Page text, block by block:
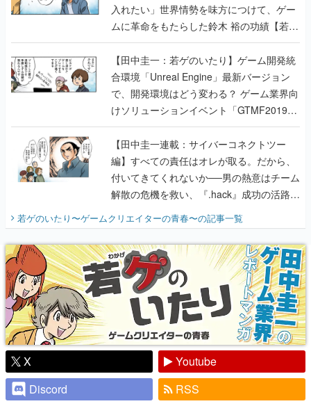
入れたい」世界情勢を味方につけて、ゲー
ムに革命をもたらした鈴木 裕の功績【若ゲ
のいたり】
【田中圭一：若ゲのいたり】ゲーム開発統
合環境「Unreal Engine」最新バージョン
で、開発環境はどう変わる？ ゲーム業界向
けソリューションイベント「GTMF2019」
に行って、より理解を深めよう【PR】
【田中圭一連載：サイバーコネクトツー
編】すべての責任はオレが取る。だから、
付いてきてくれないか──男の熱意はチーム
解散の危機を救い、『.hack』成功の活路を
『少年ジャンプ』色だった【若ゲのいた
り】
若ゲのいたり〜ゲームクリエイターの青春〜の記事一覧
X
Youtube
Discord
RSS